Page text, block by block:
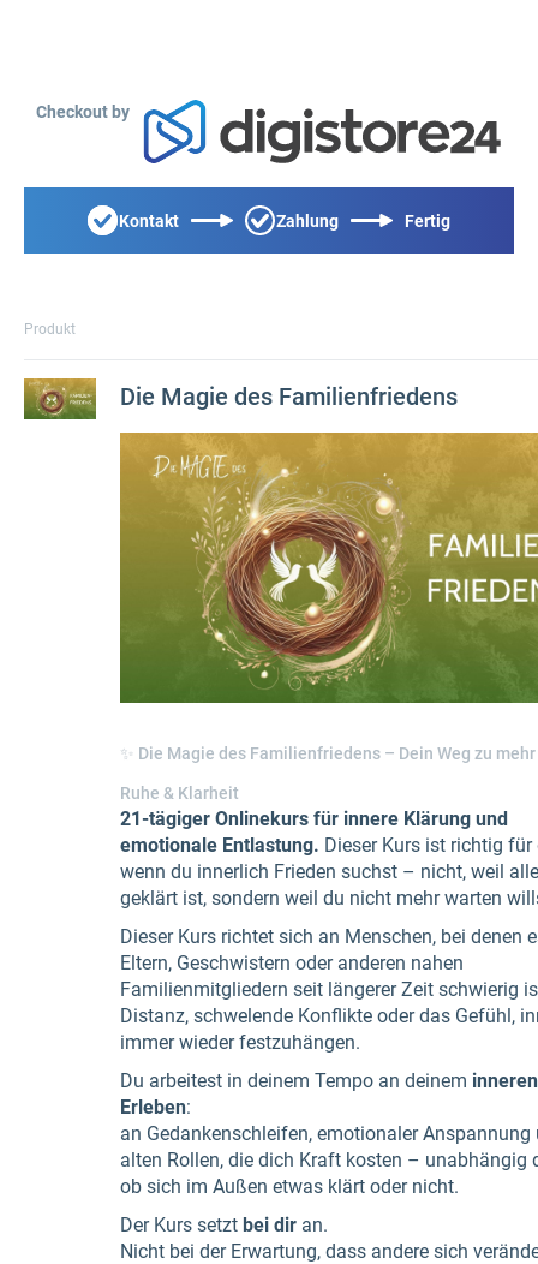
Checkout by
Kontakt Zahlung Fertig
Produkt
Die Magie des Familienfriedens
✨ Die Magie des Familienfriedens – Dein Weg zu
Ruhe & Klarheit
21-tägiger Onlinekurs für innere Klärung und
emotionale Entlastung. Dieser Kurs ist richtig für
wenn du innerlich Frieden suchst – nicht, weil
geklärt ist, sondern weil du nicht mehr warten
Dieser Kurs richtet sich an Menschen, bei denen
Eltern, Geschwistern oder anderen nahen
Familienmitgliedern seit längerer Zeit schwierig
Distanz, schwelende Konflikte oder das Gefühl,
immer wieder festzuhängen.
Du arbeitest in deinem Tempo an deinem inneren
Erleben:
an Gedankenschleifen, emotionaler Anspannung
alten Rollen, die dich Kraft kosten – unabhängig
ob sich im Außen etwas klärt oder nicht.
Der Kurs setzt bei dir an.
Nicht bei der Erwartung, dass andere sich